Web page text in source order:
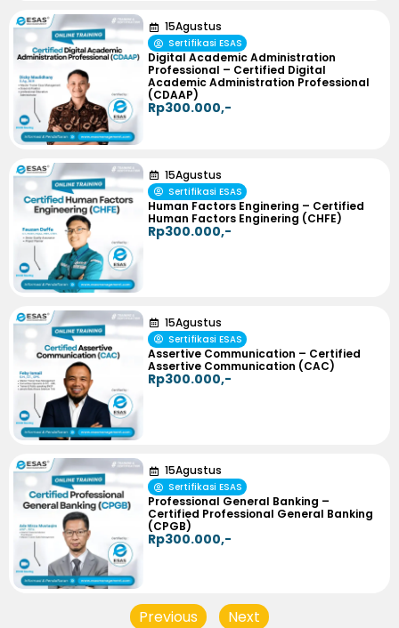
15Agustus
Sertifikasi ESAS
Digital Academic Administration
Professional – Certified Digital
Academic Administration Professional
(CDAAP)
Rp300.000,-
15Agustus
Sertifikasi ESAS
Human Factors Enginering – Certified
Human Factors Enginering (CHFE)
Rp300.000,-
15Agustus
Sertifikasi ESAS
Assertive Communication – Certified
Assertive Communication (CAC)
Rp300.000,-
15Agustus
Sertifikasi ESAS
Professional General Banking –
Certified Professional General Banking
(CPGB)
Rp300.000,-
Previous Next